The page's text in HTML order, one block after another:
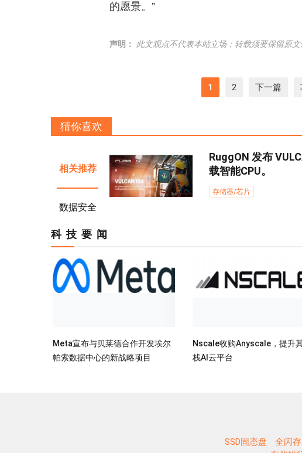
的愿景。”
声明： 此文观点不代表本站立场；转载须要保留原文
1 2 下一篇
猜你喜欢
相关推荐
数据安全
云/大数据
AI/超算
方案应用
RuggON 发布
载智能CPU。
存储器/芯片
科技要闻
Meta宣布与贝莱德合作开发埃尔
帕索数据中心的新战略项目
Nscale收购Anyscale，提升
栈AI云平台
SSD固态盘 全闪存